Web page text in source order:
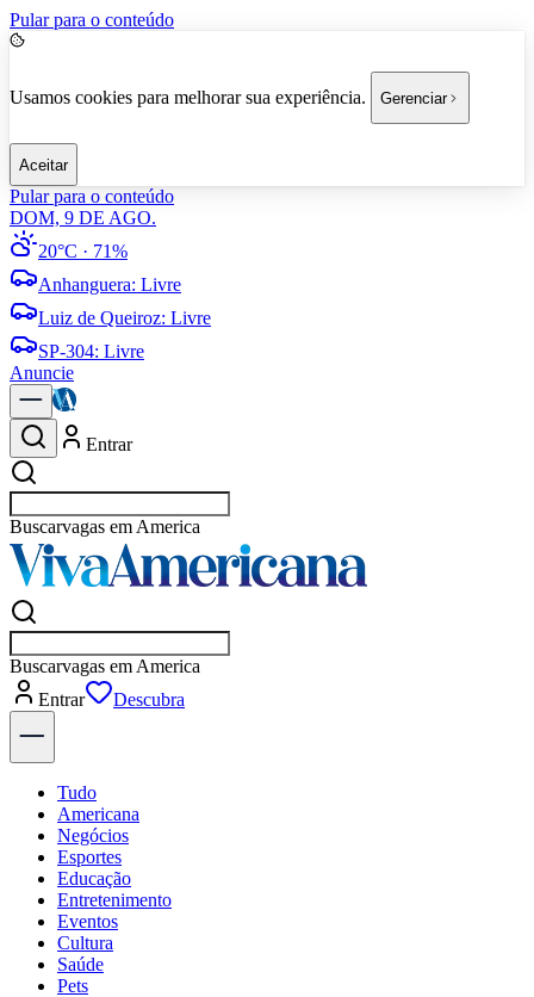
Pular para o conteúdo
Usamos cookies para melhorar sua experiência. Gerenciar
Aceitar
Pular para o conteúdo
DOM, 9 DE AGO.
20°C · 71%
Anhanguera: Livre
Luiz de Queiroz: Livre
SP-304: Livre
Anuncie
Entrar
Buscarempresas em Americ
Buscarempresas em Americ
Entrar
Flash
Tudo
Americana
Negócios
Esportes
Educação
Entretenimento
Eventos
Cultura
Saúde
Pets